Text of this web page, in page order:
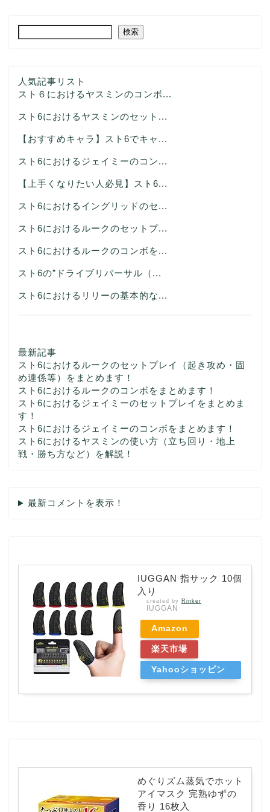
検索
人気記事リスト
スト６におけるヤスミンのコンボ...
スト6におけるヤスミンのセット...
【おすすめキャラ】スト6でキャ...
スト6におけるジェイミーのコン...
【上手くなりたい人必見】スト6...
スト6におけるイングリッドのセ...
スト6におけるルークのセットプ...
スト6におけるルークのコンボを...
スト6の”ドライブリバーサル（...
スト6におけるリリーの基本的な...
最新記事
スト6におけるルークのセットプレイ（起き攻め・固
め連係等）をまとめます！
スト6におけるルークのコンボをまとめます！
スト6におけるジェイミーのセットプレイをまとめま
す！
スト6におけるジェイミーのコンボをまとめます！
スト6におけるヤスミンの使い方（立ち回り・地上
戦・勝ち方など）を解説！
最新コメントを表示！
IUGGAN 指サック 10個
入り
created by Rinker
IUGGAN
Amazon
楽天市場
Yahooショッピン
めぐりズム蒸気でホット
アイマスク 完熟ゆずの
香り 16枚入